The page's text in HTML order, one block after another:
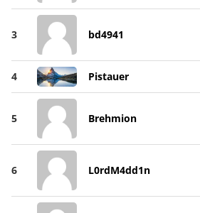
3 bd4941
4 Pistauer
5 Brehmion
6 L0rdM4dd1n